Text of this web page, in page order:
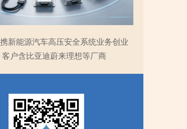
新能源汽车高压安全系统业务创业
户含比亚迪蔚来理想等厂商